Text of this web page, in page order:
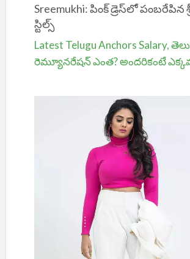
Sreemukhi: పింక్ డ్రెస్‌లో పంబరేపిన
స్టిల్స్
Latest Telugu Anchors Salary,
రెమ్యూనరేషన్ ఎంత? అందరికంటే